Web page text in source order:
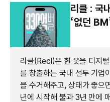
리클 : 국
‘없던
리클(Recl)은 헌 옷을 디지
를 창출하는 국내 선두 기
을 수거해주고, 상태가 좋으
년에 시작해 불과 3년 만에